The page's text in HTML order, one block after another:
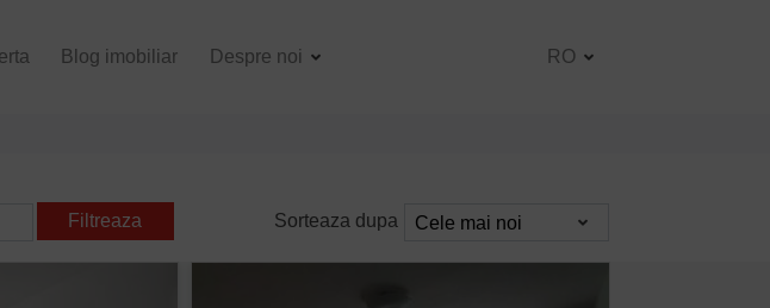
Blog imobiliar Despre noi RO
Filtreaza Sorteaza dupa